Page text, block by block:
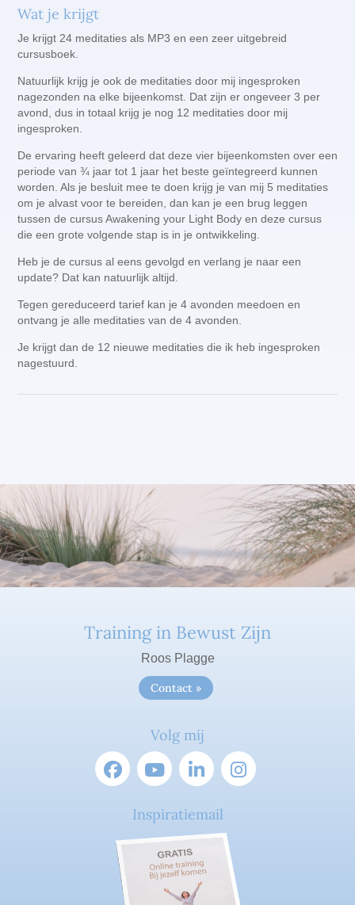
Wat je krijgt
Je krijgt 24 meditaties als MP3 en een zeer uitgebreid
cursusboek.
Natuurlijk krijg je ook de meditaties door mij ingesproken
nagezonden na elke bijeenkomst. Dat zijn er ongeveer 3 per
avond, dus in totaal krijg je nog 12 meditaties door mij
ingesproken.
De ervaring heeft geleerd dat deze vier bijeenkomsten over een
periode van ¾ jaar tot 1 jaar het beste geïntegreerd kunnen
worden. Als je besluit mee te doen krijg je van mij 5 meditaties
om je alvast voor te bereiden, dan kan je een brug leggen
tussen de cursus Awakening your Light Body en deze cursus
die een grote volgende stap is in je ontwikkeling.
Heb je de cursus al eens gevolgd en verlang je naar een
update? Dat kan natuurlijk altijd.
Tegen gereduceerd tarief kan je 4 avonden meedoen en
ontvang je alle meditaties van de 4 avonden.
Je krijgt dan de 12 nieuwe meditaties die ik heb ingesproken
nagestuurd.
Training in Bewust Zijn
Roos Plagge
Contact »
Volg mij
Inspiratiemail